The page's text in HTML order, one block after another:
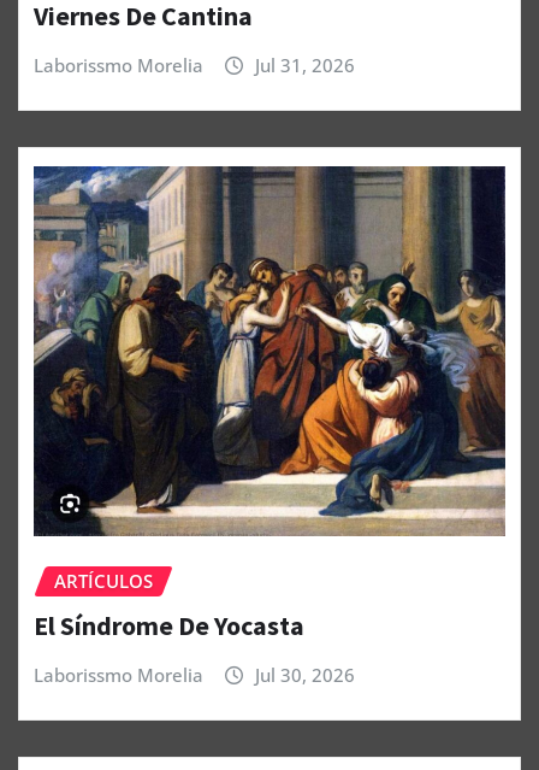
Viernes De Cantina
Laborissmo Morelia Jul 31, 2026
ARTÍCULOS
El Síndrome De Yocasta
Laborissmo Morelia Jul 30, 2026